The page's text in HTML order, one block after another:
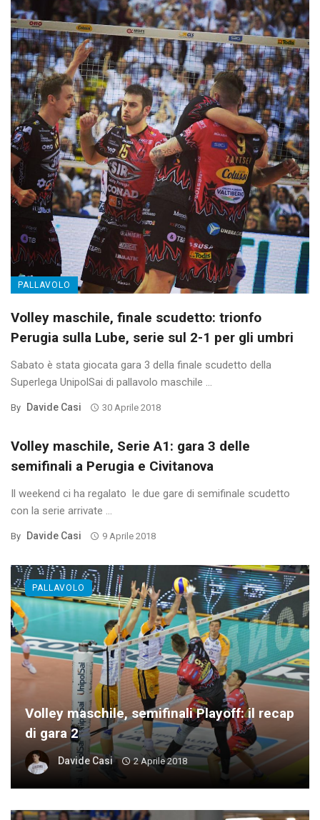
PALLAVOLO
Volley maschile, finale scudetto: trionfo
Perugia sulla Lube, serie sul 2-1 per gli umbri
Sabato è stata giocata gara 3 della finale scudetto della
Superlega UnipolSai di pallavolo maschile ...
By Davide Casi 30 Aprile 2018
Volley maschile, Serie A1: gara 3 delle
semifinali a Perugia e Civitanova
Il weekend ci ha regalato le due gare di semifinale scudetto
con la serie arrivate ...
By Davide Casi 9 Aprile 2018
Volley maschile, semifinali Playoff: il recap
di gara 2
Davide Casi 2 Aprile 2018
PALLAVOLO